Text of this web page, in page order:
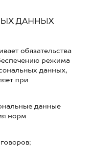
ДАННЫХ
обязательства
режима
данных,
при
данные
норм